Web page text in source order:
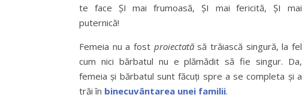
te face ȘI mai frumoasă, ȘI mai fericită, ȘI mai
puternică!
Femeia nu a fost proiectatăsă trăiască singură, la fel
cum nici bărbatul nu e plămădit să fie singur. Da,
femeia și bărbatul sunt făcuți spre a se completa și a
trăi în binecuvântarea unei familii.